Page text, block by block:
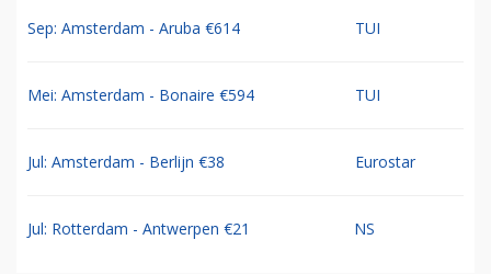
Sep: Amsterdam - Aruba €614 TUI
Mei: Amsterdam - Bonaire €594 TUI
Jul: Amsterdam - Berlijn €38 Eurostar
Jul: Rotterdam - Antwerpen €21 NS